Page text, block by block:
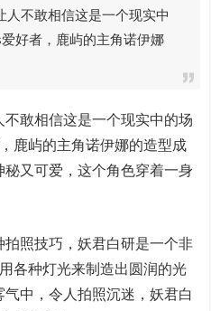
人不敢相信这是一个现实中
好者，鹿屿的主角诺伊娜
敢相信这是一个现实中的场
鹿屿的主角诺伊娜的造型成
又可爱，这个角色穿着一身
照技巧，妖君白研是一个非
各种灯光来制造出圆润的光
中，令人拍照沉迷，妖君白